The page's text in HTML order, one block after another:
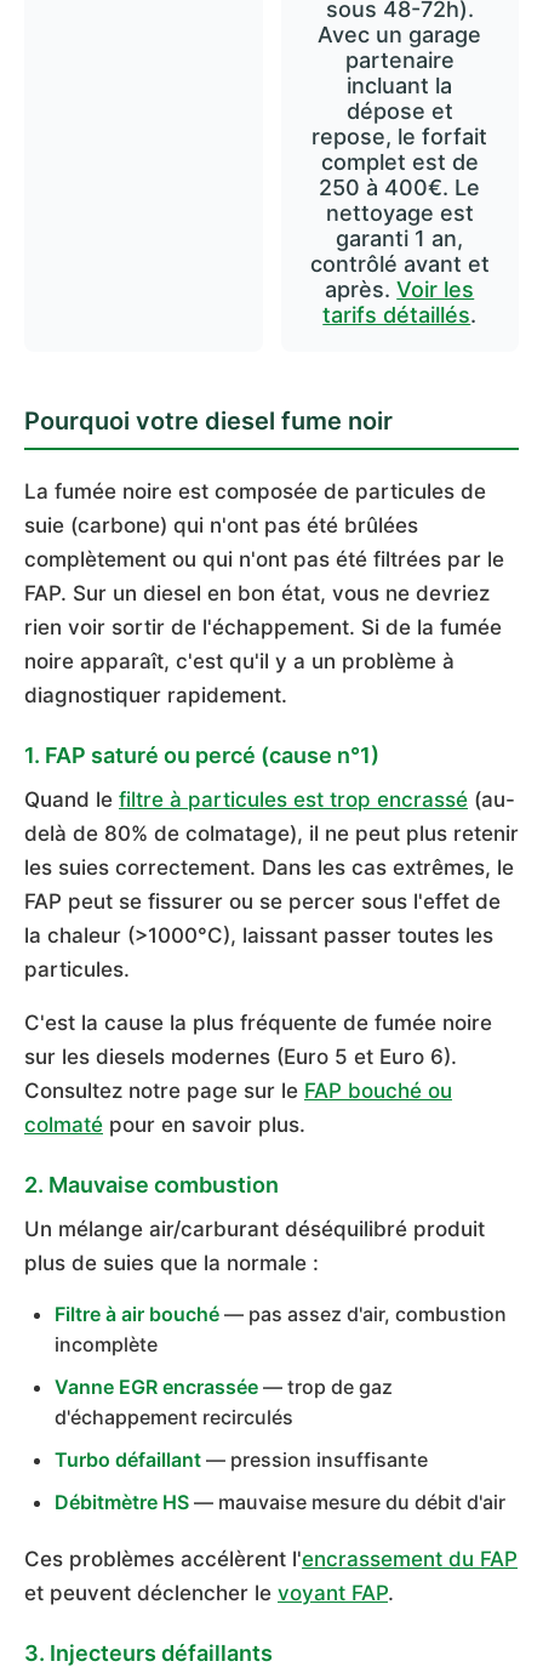
sous 48-72h).
Avec un garage
partenaire
incluant la
dépose et
repose, le forfait
complet est de
250 à 400€. Le
nettoyage est
garanti 1 an,
contrôlé avant et
après.Voir les
tarifs détaillés.
Pourquoi votre diesel fume noir
La fumée noire est composée de particules de
suie (carbone) qui n'ont pas été brûlées
complètement ou qui n'ont pas été filtrées par le
FAP. Sur un diesel en bon état, vous ne devriez
rien voir sortir de l'échappement. Si de la fumée
noire apparaît, c'est qu'il y a un problème à
diagnostiquer rapidement.
1. FAP saturé ou percé (cause n°1)
Quand le filtre à particules est trop encrassé (au-
delà de 80% de colmatage), il ne peut plus retenir
les suies correctement. Dans les cas extrêmes, le
FAP peut se fissurer ou se percer sous l'effet de
la chaleur (>1000°C), laissant passer toutes les
particules.
C'est la cause la plus fréquente de fumée noire
sur les diesels modernes (Euro 5 et Euro 6).
Consultez notre page sur le FAP bouché ou
colmaté pour en savoir plus.
2. Mauvaise combustion
Un mélange air/carburant déséquilibré produit
plus de suies que la normale :
Filtre à air bouché — pas assez d'air, combustion
incomplète
Vanne EGR encrassée — trop de gaz
d'échappement recirculés
Turbo défaillant — pression insuffisante
Débitmètre HS — mauvaise mesure du débit d'air
Ces problèmes accélèrent l'encrassement du FAP
et peuvent déclencher le voyant FAP.
3. Injecteurs défaillants